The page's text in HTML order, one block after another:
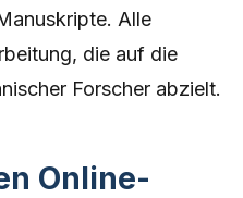
Alle
die auf die
Forscher abzielt.
Online-